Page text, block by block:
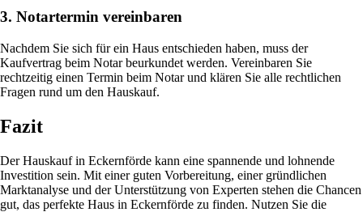
3. Notartermin vereinbaren
Nachdem Sie sich für ein Haus entschieden haben, muss der
Kaufvertrag beim Notar beurkundet werden. Vereinbaren Sie
rechtzeitig einen Termin beim Notar und klären Sie alle rechtlichen
Fragen rund um den Hauskauf.
Fazit
Der Hauskauf in Eckernförde kann eine spannende und lohnende
Investition sein. Mit einer guten Vorbereitung, einer gründlichen
Marktanalyse und der Unterstützung von Experten stehen die Chancen
gut, das perfekte Haus in Eckernförde zu finden. Nutzen Sie die